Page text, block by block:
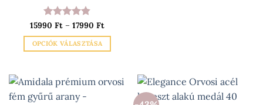
Értékelés:
4.83/ 5
15990 Ft – 17990 FtÁrtartomány:
-
OPCIÓK VÁLASZTÁSA
terméknek
több
a
termékoldalon